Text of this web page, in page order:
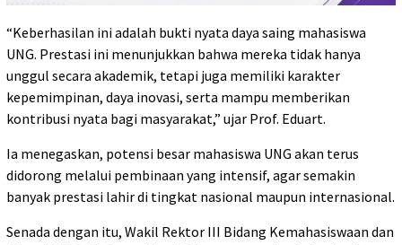
“Keberhasilan ini adalah bukti nyata daya saing mahasiswa
UNG. Prestasi ini menunjukkan bahwa mereka tidak hanya
unggul secara akademik, tetapi juga memiliki karakter
kepemimpinan, daya inovasi, serta mampu memberikan
kontribusi nyata bagi masyarakat,” ujar Prof. Eduart.
Ia menegaskan, potensi besar mahasiswa UNG akan terus
didorong melalui pembinaan yang intensif, agar semakin
banyak prestasi lahir di tingkat nasional maupun internasional.
Senada dengan itu, Wakil Rektor III Bidang Kemahasiswaan dan